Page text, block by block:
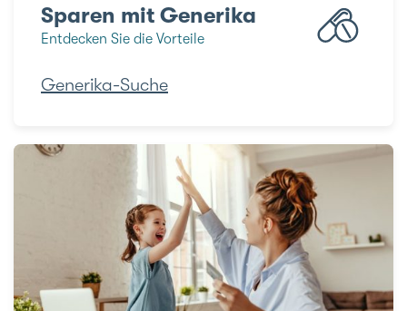
Sparen mit Generika
Entdecken Sie die Vorteile
Generika-Suche